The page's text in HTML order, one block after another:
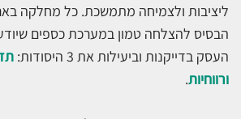
ליציבות ולצמיחה מתמשכת. כל מחלקה
הבסיס להצלחה טמון במערכת כספים
העסק בדייקנות וביעילות את 3 היסודות:
ורווחיות.